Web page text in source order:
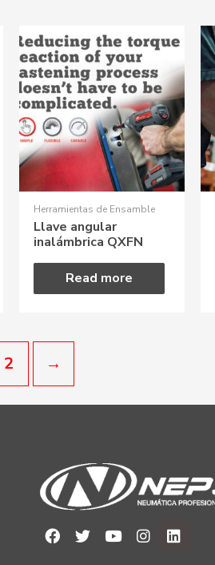
Herramientas de Ensamble
Llave angular
inalámbrica QXFN
Read more
2 →